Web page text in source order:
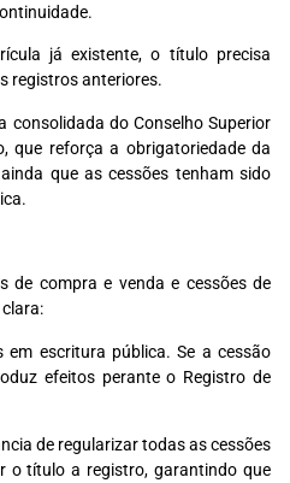
já existente, o título precisa
registros anteriores.
consolidada do Conselho Superior
que reforça a obrigatoriedade da
que as cessões tenham sido
de compra e venda e cessões de
em escritura pública. Se a cessão
efeitos perante o Registro de
de regularizar todas as cessões
o título a registro, garantindo que